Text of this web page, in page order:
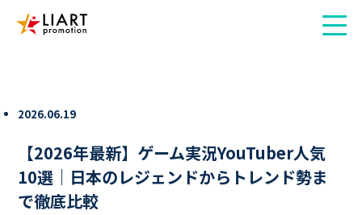
2026.06.19
【2026年最新】ゲーム実況YouTuber人気
10選｜日本のレジェンドからトレンド勢ま
で徹底比較